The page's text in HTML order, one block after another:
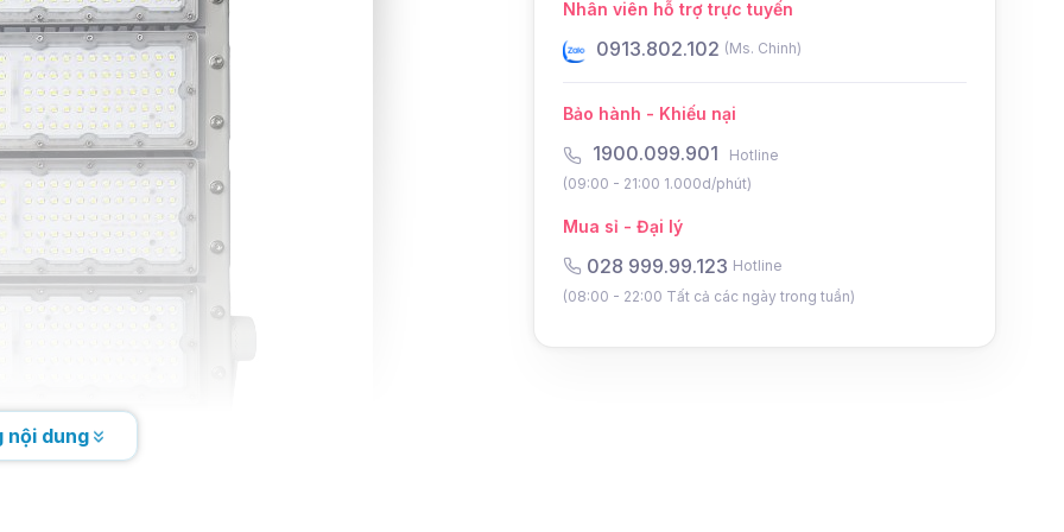
nội dung
Nhân viên hỗ trợ trực tuyến
0913.802.102 0931.802.102 (Ms. Điệp)
Bảo hành - Khiếu nại
1900.099.901
Hotline
(09:00 - 21:00 1.000d/phút)
Mua sỉ - Đại lý
028 999.99.123 Hotline
(08:00 - 22:00 Tất cả các ngày trong tuần)